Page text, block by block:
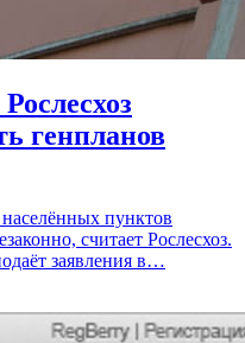
генпланов
пунктов
считает Рослесхоз.
заявления в…